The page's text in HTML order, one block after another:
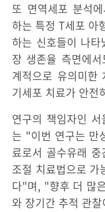
또 면역세포 분석
하는 특정 T세포 아
하는 신호들이 나
장 생존율 측면에
계적으로 유의미한
기세포 치료가 안전
연구의 책임자인
는 "이번 연구는 만
료로서 골수유래
조절 치료법으로 가
다"며, "향후 더 많
와 장기간 추적 관